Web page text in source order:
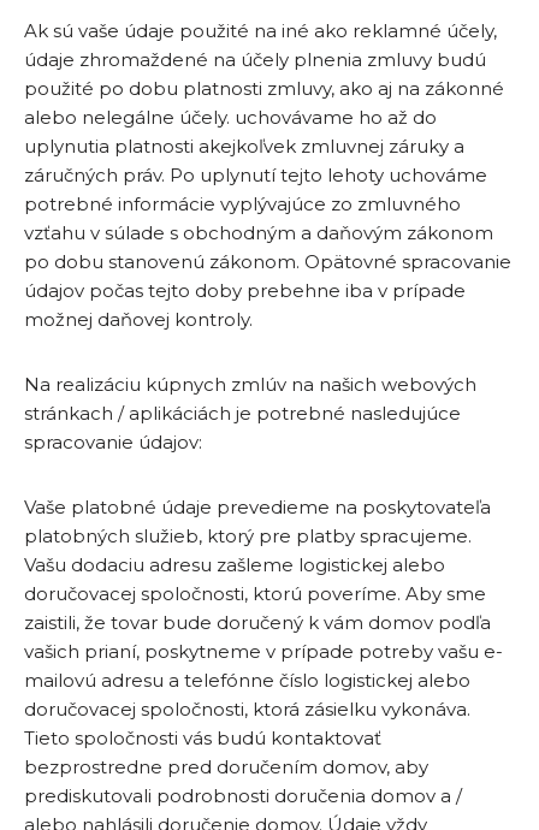
Ak sú vaše údaje použité na iné ako reklamné účely,
údaje zhromaždené na účely plnenia zmluvy budú
použité po dobu platnosti zmluvy, ako aj na zákonné
alebo nelegálne účely. uchovávame ho až do
uplynutia platnosti akejkoľvek zmluvnej záruky a
záručných práv. Po uplynutí tejto lehoty uchováme
potrebné informácie vyplývajúce zo zmluvného
vzťahu v súlade s obchodným a daňovým zákonom
po dobu stanovenú zákonom. Opätovné spracovanie
údajov počas tejto doby prebehne iba v prípade
možnej daňovej kontroly.
Na realizáciu kúpnych zmlúv na našich webových
stránkach / aplikáciách je potrebné nasledujúce
spracovanie údajov:
Vaše platobné údaje prevedieme na poskytovateľa
platobných služieb, ktorý pre platby spracujeme.
Vašu dodaciu adresu zašleme logistickej alebo
doručovacej spoločnosti, ktorú poveríme. Aby sme
zaistili, že tovar bude doručený k vám domov podľa
vašich prianí, poskytneme v prípade potreby vašu e-
mailovú adresu a telefónne číslo logistickej alebo
doručovacej spoločnosti, ktorá zásielku vykonáva.
Tieto spoločnosti vás budú kontaktovať
bezprostredne pred doručením domov, aby
prediskutovali podrobnosti doručenia domov a /
alebo nahlásili doručenie domov. Údaje vždy